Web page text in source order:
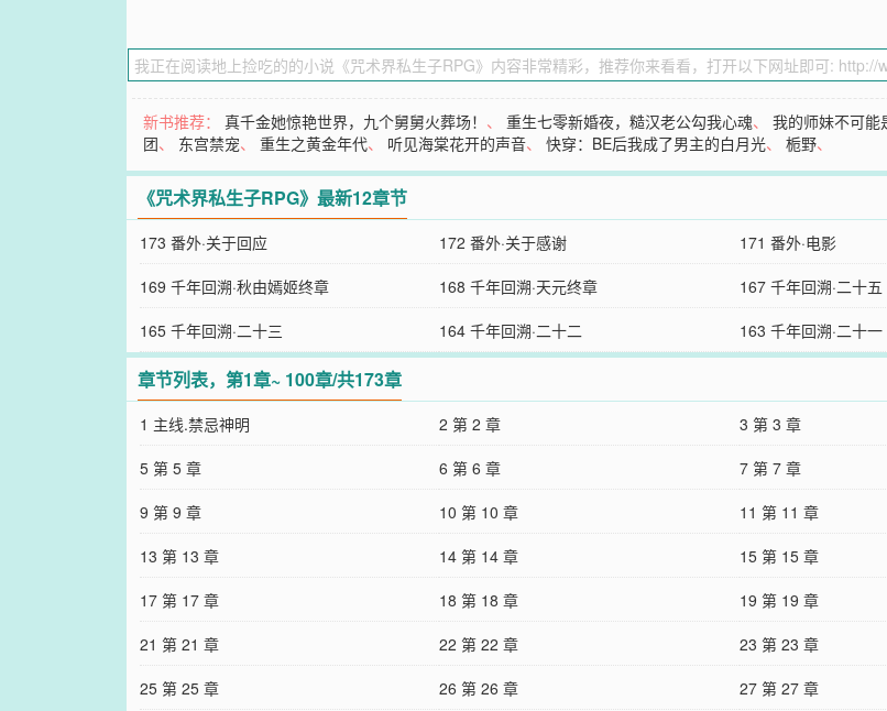
新书推荐：真千金她惊艳世界，九个舅舅火葬场！ 、重生七零新婚夜，糙汉老公勾我心魂、我的师妹不可能
团、 东宫禁宠、重生之黄金年代、 听见海棠花开的声音、快穿：BE后我成了男主的白月光、栀野、
《咒术界私生子RPG》最新12章节
173 番外·关于回应 172 番外·关于感谢 171 番外·电影
169 千年回溯·秋由嫣姬终章
168 千年回溯·天元终章 167 千年回溯·二十五
165 千年回溯·二十三
164 千年回溯·二十二 163 千年回溯·二十一
章节列表，第1章~ 100章/共173章
1 主线.禁忌神明 2 第 2 章 3 第 3 章
5 第 5 章
6 第 6 章 7 第 7 章
9 第 9 章
10 第 10 章 11 第 11 章
13 第 13 章
14 第 14 章 15 第 15 章
17 第 17 章
18 第 18 章 19 第 19 章
21 第 21 章
22 第 22 章 23 第 23 章
25 第 25 章
26 第 26 章 27 第 27 章